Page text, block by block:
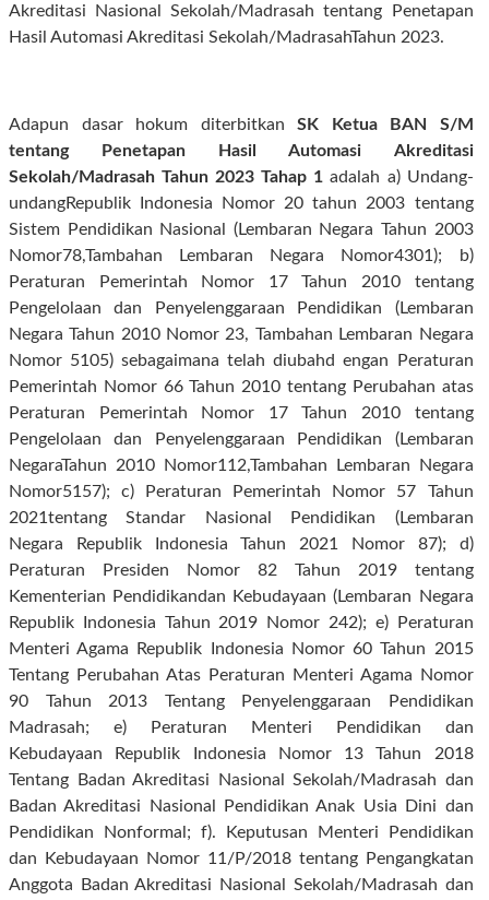
Akreditasi Nasional Sekolah/Madrasah tentang Penetapan
Hasil Automasi Akreditasi Sekolah/MadrasahTahun 2023.
Adapun dasar hokum diterbitkanSK Ketua BAN S/M
tentang Penetapan Hasil Automasi Akreditasi
Sekolah/Madrasah Tahun 2023 Tahap 1adalah a) Undang-
undangRepublik Indonesia Nomor 20 tahun 2003 tentang
Sistem Pendidikan Nasional (Lembaran Negara Tahun 2003
Nomor78,Tambahan Lembaran Negara Nomor4301); b)
Peraturan Pemerintah Nomor 17 Tahun 2010 tentang
Pengelolaan dan Penyelenggaraan Pendidikan (Lembaran
Negara Tahun 2010 Nomor 23, Tambahan Lembaran Negara
Nomor 5105) sebagaimana telah diubahd engan Peraturan
Pemerintah Nomor 66 Tahun 2010 tentang Perubahan atas
Peraturan Pemerintah Nomor 17 Tahun 2010 tentang
Pengelolaan dan Penyelenggaraan Pendidikan (Lembaran
NegaraTahun 2010 Nomor112,Tambahan Lembaran Negara
Nomor5157); c) Peraturan Pemerintah Nomor 57 Tahun
2021tentang Standar Nasional Pendidikan (Lembaran
Negara Republik Indonesia Tahun 2021 Nomor 87); d)
Peraturan Presiden Nomor 82 Tahun 2019 tentang
Kementerian Pendidikandan Kebudayaan (Lembaran Negara
Republik Indonesia Tahun 2019 Nomor 242); e) Peraturan
Menteri Agama Republik Indonesia Nomor 60 Tahun 2015
Tentang Perubahan Atas Peraturan Menteri Agama Nomor
90 Tahun 2013 Tentang Penyelenggaraan Pendidikan
Madrasah; e) Peraturan Menteri Pendidikan dan
Kebudayaan Republik Indonesia Nomor 13 Tahun 2018
Tentang Badan Akreditasi Nasional Sekolah/Madrasah dan
Badan Akreditasi Nasional Pendidikan Anak Usia Dini dan
Pendidikan Nonformal; f). Keputusan Menteri Pendidikan
dan Kebudayaan Nomor 11/P/2018 tentang Pengangkatan
Anggota Badan Akreditasi Nasional Sekolah/Madrasah dan